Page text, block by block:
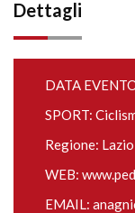
Dettagli
DATA
SPORT:
Regione: Lazio
WEB:
EMAIL: